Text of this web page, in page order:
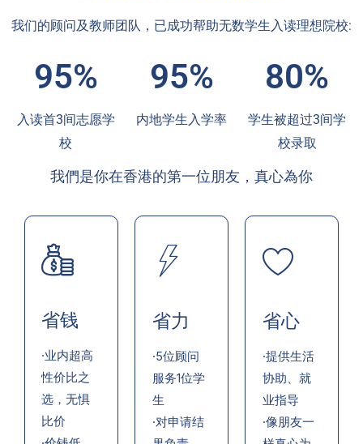
我们的顾问及教师团队，已成功帮助无数学生入读理想院校:
95%
入读首3间志愿学
校
95%
内地学生入学率
80%
学生被超过3间学
校录取
我們是你在香港的第一位朋友，真心為你
省钱
·业内超高
性价比之
选，无惧
比价
省力
·5位顾问
服务1位学
生
·对申请结
省心
·提供生活
协助、就
业指导
·像朋友一